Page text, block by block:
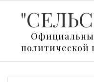
политической